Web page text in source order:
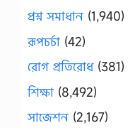
প্রশ্ন সমাধান (1,940)
রূপচর্চা (42)
রোগ প্রতিরোধ(381)
শিক্ষা (8,492)
সাজেশন (2,167)